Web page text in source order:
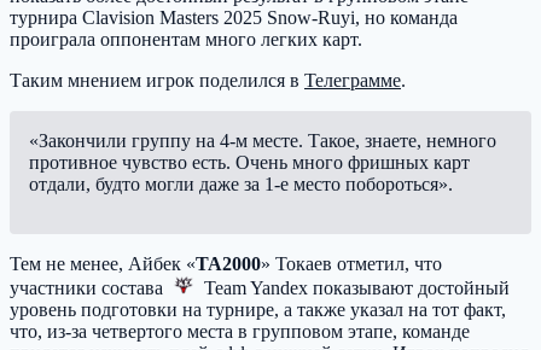
турнира Clavision Masters 2025 Snow-Ruyi, но команда
проиграла оппонентам много легких карт.
Таким мнением игрок поделился в Телеграмме.
«Закончили группу на 4-м месте. Такое, знаете, немного
противное чувство есть. Очень много фришных карт
отдали, будто могли даже за 1-е место побороться».
Тем не менее, Айбек «TA2000» Токаев отметил, что
участники состава
Team Yandex показывают достойный
уровень подготовки на турнире, а также указал на тот факт,
что, из-за четвертого места в групповом этапе, команде